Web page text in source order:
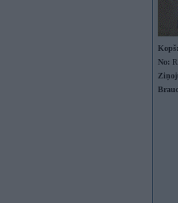
Kopš:
No: